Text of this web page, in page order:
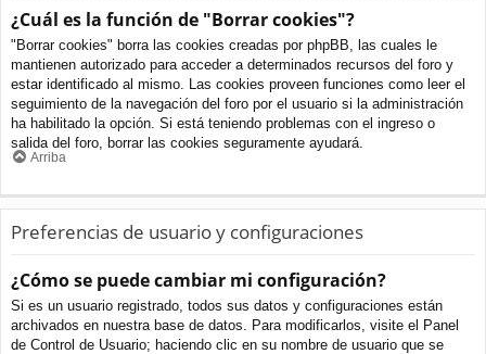
¿Cuál es la función de "Borrar cookies"?
"Borrar cookies" borra las cookies creadas por phpBB, las cuales le
mantienen autorizado para acceder a determinados recursos del foro y
estar identificado al mismo. Las cookies proveen funciones como leer el
seguimiento de la navegación del foro por el usuario si la administración
ha habilitado la opción. Si está teniendo problemas con el ingreso o
salida del foro, borrar las cookies seguramente ayudará.
Arriba
Preferencias de usuario y configuraciones
¿Cómo se puede cambiar mi configuración?
Si es un usuario registrado, todos sus datos y configuraciones están
archivados en nuestra base de datos. Para modificarlos, visite el Panel
de Control de Usuario; haciendo clic en su nombre de usuario que se